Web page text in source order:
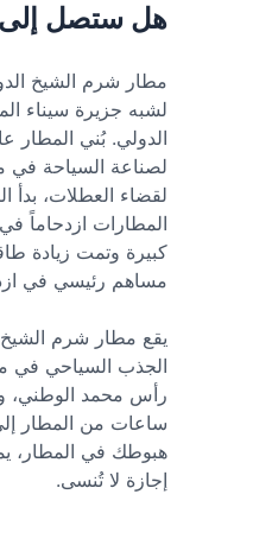
هل ستصل إلى
مطار شرم الشيخ
لشبه جزيرة سيناء
لصناعة السياحة في
لقضاء العطلات، بدأ
كبيرة وتمت زيادة
مساهم رئيسي في
يقع مطار شرم
الجذب السياحي في
رأس محمد الوطني،
ساعات من المطار
هبوطك في المطار،
إجازة لا تُنسى.